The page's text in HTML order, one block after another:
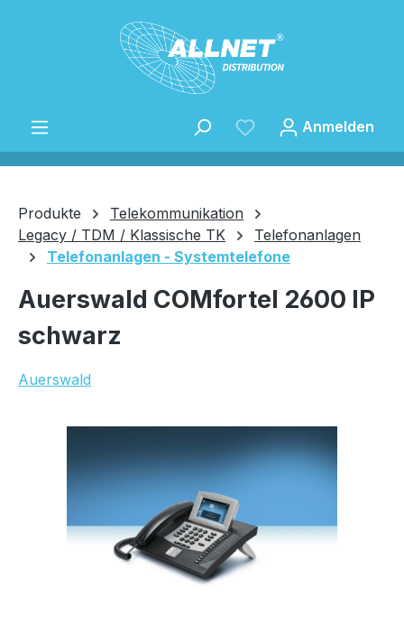
Zum Hauptinhalt springen
Anmelden
Produkte
Telekommunikation
Legacy / TDM / Klassische TK
Telefonanlagen
Telefonanlagen - Systemtelefone
Auerswald COMfortel 2600 IP
schwarz
Auerswald